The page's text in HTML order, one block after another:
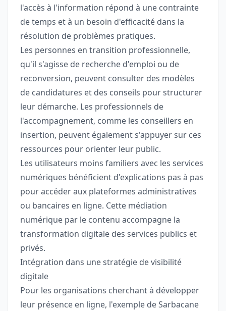
l'accès à l'information répond à une contrainte
de temps et à un besoin d'efficacité dans la
résolution de problèmes pratiques.
Les personnes en transition professionnelle,
qu'il s'agisse de recherche d'emploi ou de
reconversion, peuvent consulter des modèles
de candidatures et des conseils pour structurer
leur démarche. Les professionnels de
l'accompagnement, comme les conseillers en
insertion, peuvent également s'appuyer sur ces
ressources pour orienter leur public.
Les utilisateurs moins familiers avec les services
numériques bénéficient d'explications pas à pas
pour accéder aux plateformes administratives
ou bancaires en ligne. Cette médiation
numérique par le contenu accompagne la
transformation digitale des services publics et
privés.
Intégration dans une stratégie de visibilité
digitale
Pour les organisations cherchant à développer
leur présence en ligne, l'exemple de Sarbacane